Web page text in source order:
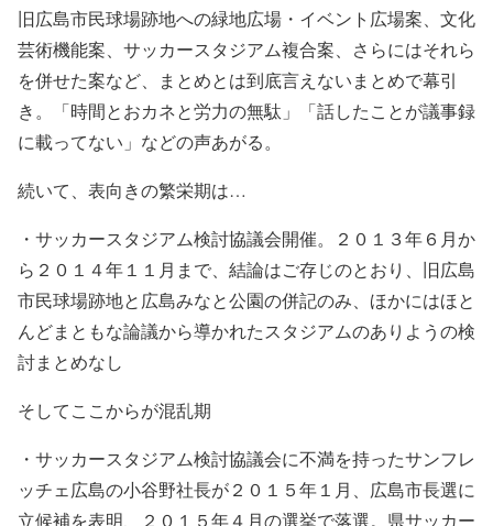
旧広島市民球場跡地への緑地広場・イベント広場案、文化
芸術機能案、サッカースタジアム複合案、さらにはそれら
を併せた案など、まとめとは到底言えないまとめで幕引
き。「時間とおカネと労力の無駄」「話したことが議事録
に載ってない」などの声あがる。
続いて、表向きの繁栄期は…
・サッカースタジアム検討協議会開催。２０１３年６月か
ら２０１４年１１月まで、結論はご存じのとおり、旧広島
市民球場跡地と広島みなと公園の併記のみ、ほかにはほと
んどまともな論議から導かれたスタジアムのありようの検
討まとめなし
そしてここからが混乱期
・サッカースタジアム検討協議会に不満を持ったサンフレ
ッチェ広島の小谷野社長が２０１５年１月、広島市長選に
立候補を表明、２０１５年４月の選挙で落選。県サッカー